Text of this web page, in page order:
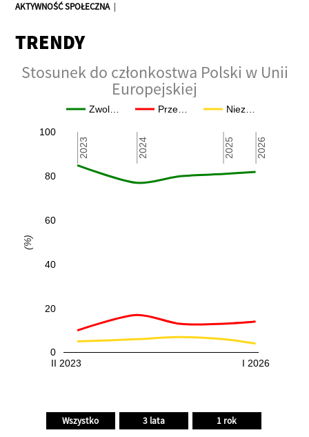
AKTYWNOŚĆ SPOŁECZNA|
TRENDY
Stosunek do członkostwa Polski w Unii
Europejskiej
Zwol… Prze… Niez…
II 2023 I 2026
0
20
40
60
80
100
2023
2023 2024
2024 2025
2025 2026
2026
(%)